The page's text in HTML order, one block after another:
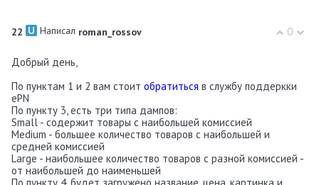
0
22 Написал roman_rossov
Добрый день,
По пунктам 1 и 2 вам стоит обратиться в службу поддеркки
ePN
По пункту 3, есть три типа дампов:
Small - содержит товары с наибольшей комиссией
Medium - большее количество товаров с наибольшей и
средней комиссией
Large - наибольшее количество товаров с разной комиссией -
от наибольшей до наименьшей